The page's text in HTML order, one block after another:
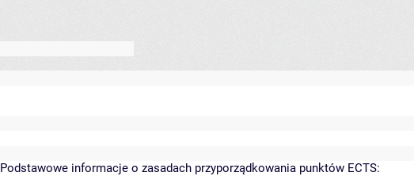
Podstawowe informacje o zasadach przyporządkowania punktów ECTS: